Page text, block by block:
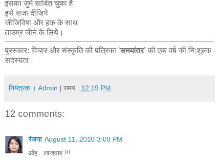
इसका जुर्म साबित चुका है
इसे सजा दीजिये
जीजिविषा और हक के साथ
ताउम्र जीने के लिये।
पुरस्कार: विचार और संस्कृति की पत्रिका ’समयांतर’ की एक वर्ष की निःशुल्क
सदस्यता।
नियंत्रक । Admin | समय : 12:19 PM
12 comments:
रंजना August 11, 2010 3:00 PM
ओह...लाजवाब !!!